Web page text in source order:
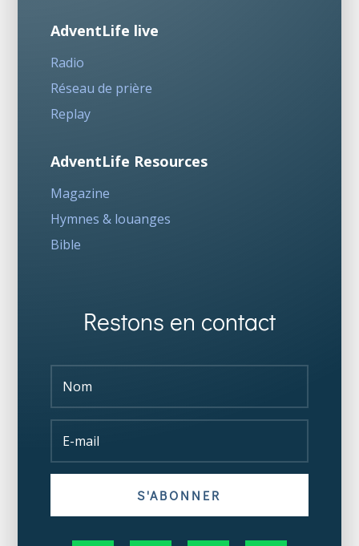
AdventLife live
Radio
Réseau de prière
Replay
AdventLife Resources
Magazine
Hymnes & louanges
Bible
Restons en contact
S'ABONNER